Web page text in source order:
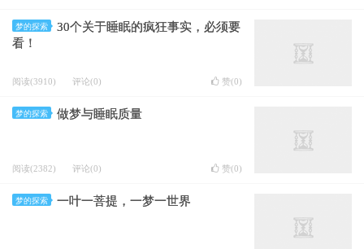
梦的探索
30个关于睡眠的疯狂事实，必须要
看！
阅读(3910) 评论(0) 赞(0)
梦的探索 做梦与睡眠质量
阅读(2382) 评论(0) 赞(0)
梦的探索 一叶一菩提，一梦一世界